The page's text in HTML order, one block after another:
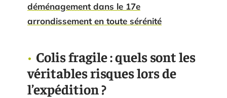
déménagement dans le 17e
arrondissement en toute sérénité
Colis fragile : quels sont les
véritables risques lors de
l’expédition ?